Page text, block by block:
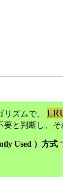
ズムで、
要と判断し、
Used ）方式